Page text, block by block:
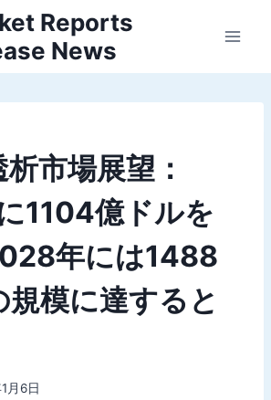
Reports
News
市場展望：
1104億ドルを
年には1488
模に達すると
月6日